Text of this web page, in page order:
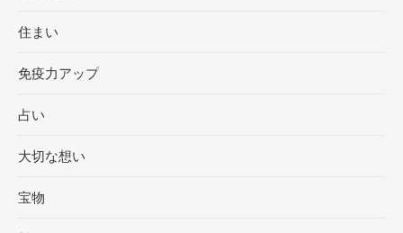
住まい
免疫力アップ
占い
大切な想い
宝物